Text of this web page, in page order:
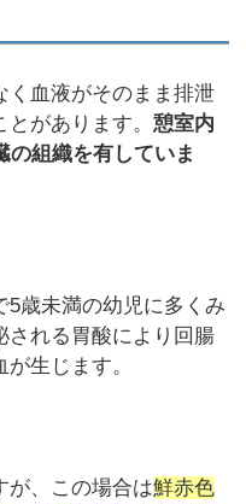
く血液がそのまま排泄
とがあります。憩室内
の組織を有していま
5歳未満の幼児に多くみ
される胃酸により回腸
生じます。
が、この場合は鮮赤色